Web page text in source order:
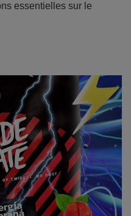
essentielles sur le